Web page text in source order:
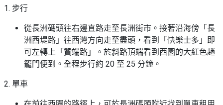
1. 步行
從長洲碼頭往右邊直路走至長洲街市。接著沿海傍「長
洲西堤路」往西灣方向走至盡頭，看到「快樂士多」即
可左轉上「贊端路」。於斜路頂端看到西園的大紅色趟
籠門便到。全程步行約 20 至 25 分鐘。
2. 單車